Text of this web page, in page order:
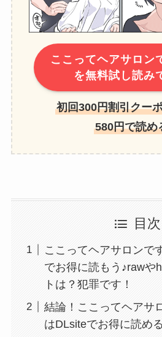
ここってヘアサロン
を無料試し読み
初回300円割引クー
580円で読め
目次
ここってヘアサロンで
でお得に読もう♪rawや
トは？犯罪です！
結論！ここってヘアサ
はDLsiteでお得に読め